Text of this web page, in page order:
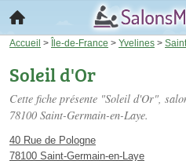
Accueil > Île-de-France > Yvelines >
Soleil d'Or
Cette fiche présente "Soleil d'Or",
78100 Saint-Germain-en-Laye.
40 Rue de Pologne
78100 Saint-Germain-en-Laye